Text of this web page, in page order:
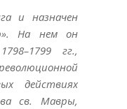
и назначен
На нем он
гг.,
действиях
св. Мавры,